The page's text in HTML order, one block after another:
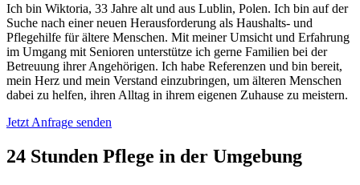
Ich bin Wiktoria, 33 Jahre alt und aus Lublin, Polen. Ich bin auf der
Suche nach einer neuen Herausforderung als Haushalts- und
Pflegehilfe für ältere Menschen. Mit meiner Umsicht und Erfahrung
im Umgang mit Senioren unterstütze ich gerne Familien bei der
Betreuung ihrer Angehörigen. Ich habe Referenzen und bin bereit,
mein Herz und mein Verstand einzubringen, um älteren Menschen
dabei zu helfen, ihren Alltag in ihrem eigenen Zuhause zu meistern.
Jetzt Anfrage senden
24 Stunden Pflege in der Umgebung